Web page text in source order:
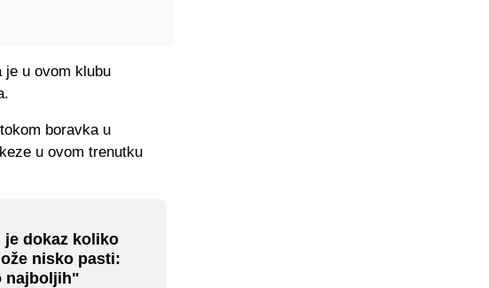
je u ovom klubu
boravka u
u ovom trenutku
je dokaz koliko
nisko pasti:
najboljih"